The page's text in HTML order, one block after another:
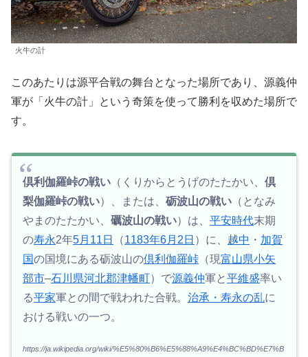
火牛の計
このあたりは源平合戦の舞台となった場所であり、源義仲
軍が「火牛の計」という奇策を使って勝利を収めた場所で
す。
倶利伽羅峠の戦い （くりからとうげのたたかい、 倶
梨伽羅峠の戦い）、または、 砺波山の戦い （となみ
やまのたたかい、 礪波山の戦い）は、 平安時代末期
の寿永2年5月11日 （1183年6月2日 ）に、 越中 ・ 加賀
国の国境にある砺波山の倶利伽羅峠 （現富山県小矢
部市–石川県河北郡津幡町）で源義仲軍と平維盛率い
る平家軍との間で戦われた合戦。 治承・寿永の乱に
おける戦いの一つ。
https://ja.wikipedia.org/wiki/%E5%80%B6%E5%88%A9%E4%BC%BD%E7%B